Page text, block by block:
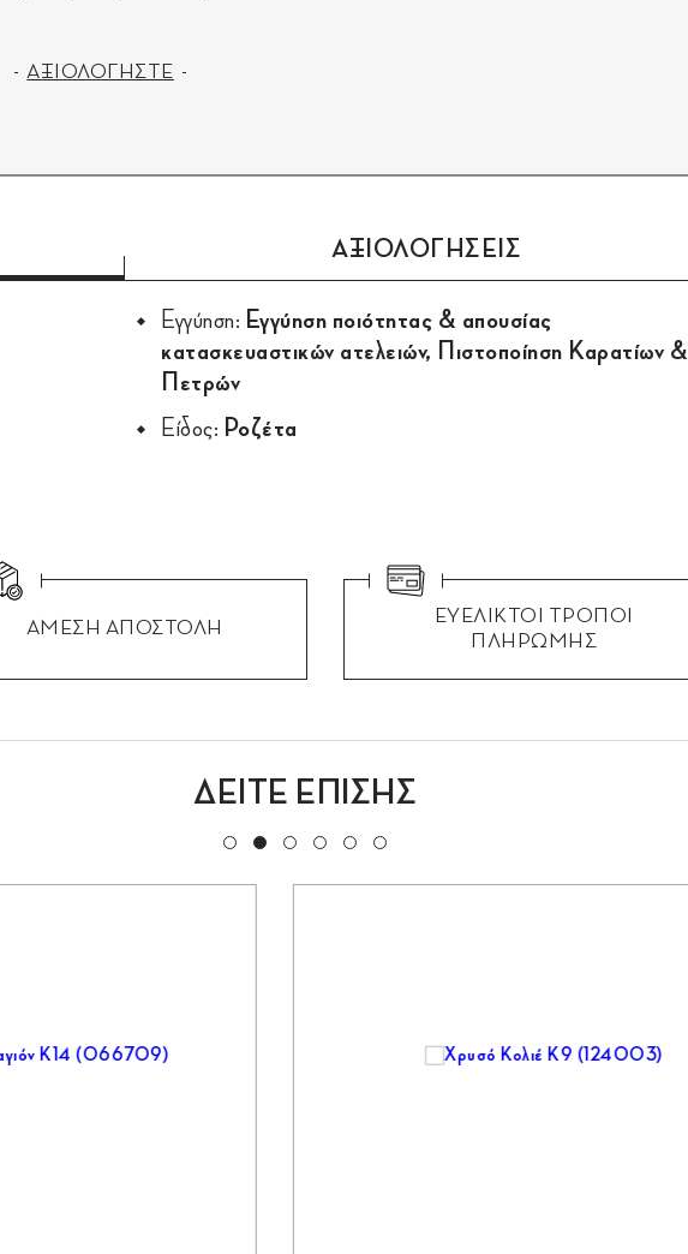
ΑΞΙΟΛΟΓΗΣΤΕ
ΑΞΙΟΛΟΓΗΣΕΙΣ
Εγγύηση: Εγγύηση ποιότητας & απουσίας
κατασκευαστικών ατελειών, Πιστοποίηση Καρατίων &
Πετρών
Είδος: Ροζέτα
ΑΜΕΣΗ ΑΠΟΣΤΟΛΗ
ΕΥΕΛΙΚΤΟΙ ΤΡΟΠΟΙ
ΠΛΗΡΩΜΗΣ
ΔΕΙΤΕ ΕΠΙΣΗΣ